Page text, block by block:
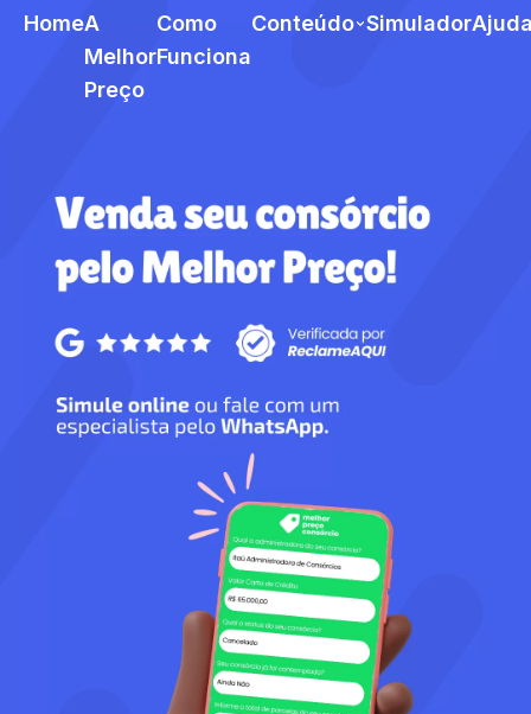
HomeA
Melhor
Preço
Como
Funciona
Conteúdo Simulador